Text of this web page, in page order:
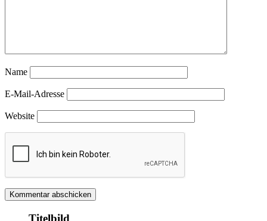
Name
E-Mail-Adresse
Website
Titelbild